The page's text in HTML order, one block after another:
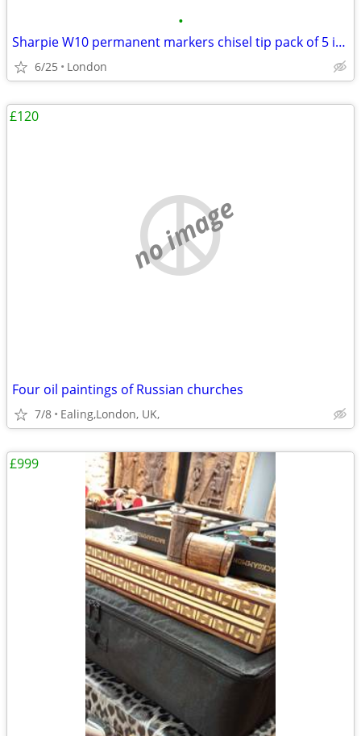
•
Sharpie W10 permanent markers chisel tip pack of 5 in black ink – sing
6/25 London
no image
Four oil paintings of Russian churches
7/8 Ealing,London, UK,
£120
£999